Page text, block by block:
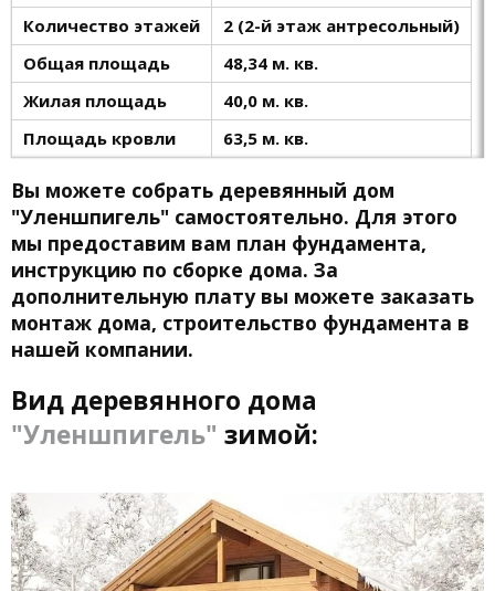
Количество этажей
2 (2-й этаж антресольный)
Общая площадь
48,34 м. кв.
Жилая площадь
40,0 м. кв.
Площадь кровли
63,5 м. кв.
Вы можете собрать деревянный дом
"Уленшпигель" самостоятельно. Для этого
мы предоставим вам план фундамента,
инструкцию по сборке дома. За
дополнительную плату вы можете заказать
монтаж дома, строительство фундамента в
нашей компании.
Вид деревянного дома
"Уленшпигель" зимой: